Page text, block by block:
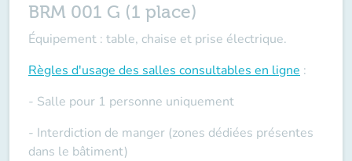
BRM 001 G (1 place)
Équipement : table, chaise et prise électrique.
Règles d'usage des salles consultables en ligne :
- Salle pour 1 personne uniquement
- Interdiction de manger (zones dédiées présentes
dans le bâtiment)